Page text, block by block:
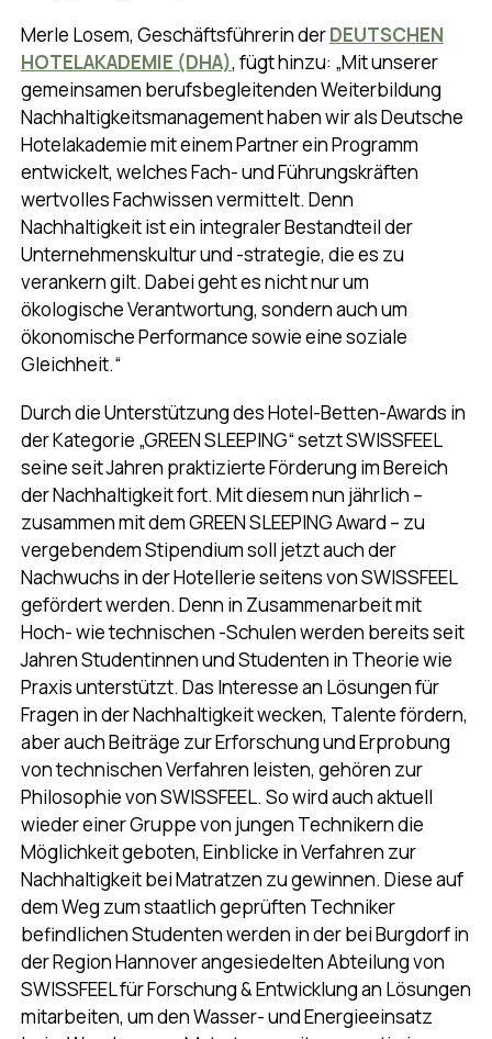
Merle Losem, Geschäftsführerin derDEUTSCHEN
HOTELAKADEMIE (DHA), fügt hinzu: „Mit unserer
gemeinsamen berufsbegleitenden Weiterbildung
Nachhaltigkeitsmanagement haben wir als Deutsche
Hotelakademie mit einem Partner ein Programm
entwickelt, welches Fach- und Führungskräften
wertvolles Fachwissen vermittelt. Denn
Nachhaltigkeit ist ein integraler Bestandteil der
Unternehmenskultur und -strategie, die es zu
verankern gilt. Dabei geht es nicht nur um
ökologische Verantwortung, sondern auch um
ökonomische Performance sowie eine soziale
Gleichheit.“
Durch die Unterstützung des Hotel-Betten-Awards in
der Kategorie „GREEN SLEEPING“ setzt SWISSFEEL
seine seit Jahren praktizierte Förderung im Bereich
der Nachhaltigkeit fort. Mit diesem nun jährlich –
zusammen mit dem GREEN SLEEPING Award – zu
vergebendem Stipendium soll jetzt auch der
Nachwuchs in der Hotellerie seitens von SWISSFEEL
gefördert werden. Denn in Zusammenarbeit mit
Hoch- wie technischen -Schulen werden bereits seit
Jahren Studentinnen und Studenten in Theorie wie
Praxis unterstützt. Das Interesse an Lösungen für
Fragen in der Nachhaltigkeit wecken, Talente fördern,
aber auch Beiträge zur Erforschung und Erprobung
von technischen Verfahren leisten, gehören zur
Philosophie von SWISSFEEL. So wird auch aktuell
wieder einer Gruppe von jungen Technikern die
Möglichkeit geboten, Einblicke in Verfahren zur
Nachhaltigkeit bei Matratzen zu gewinnen. Diese auf
dem Weg zum staatlich geprüften Techniker
befindlichen Studenten werden in der bei Burgdorf in
der Region Hannover angesiedelten Abteilung von
SWISSFEEL für Forschung & Entwicklung an Lösungen
mitarbeiten, um den Wasser- und Energieeinsatz